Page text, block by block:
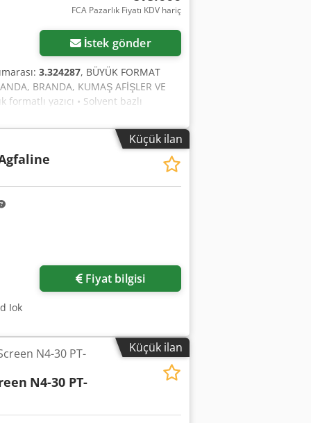
FCA Pazarlık Fiyatı KDV hariç
İstek gönder
3.324287, BÜYÜK FORMAT
BRANDA, KUMAŞ AFİŞLER VE
formatlı yazıcı • Solvent bazlı
• 24 piezoelektrik Spectra yüksek
KG'a kadar rulo ağırlığı • 64 m2/h'ye
geri sarma ünitesi: Jeti 3M Solvent
Jeti Spectra kafa 24 SL PH 3324
• Jeti 3324 (E9V4C000) için yedek
(12 parça) • 10 metre uzunluğunda
sistemi için orijinal temizleme
Küçük ilan
Fiyat bilgisi
Iok
Küçük ilan
N4-30 PT-
N4-30 PT-